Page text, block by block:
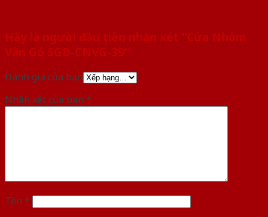
Hãy là người đầu tiên nhận xét “Cửa Nhôm
Vân Gỗ SGD-CNVG-39”
Đánh giá của bạn
Nhận xét của bạn *
Tên *